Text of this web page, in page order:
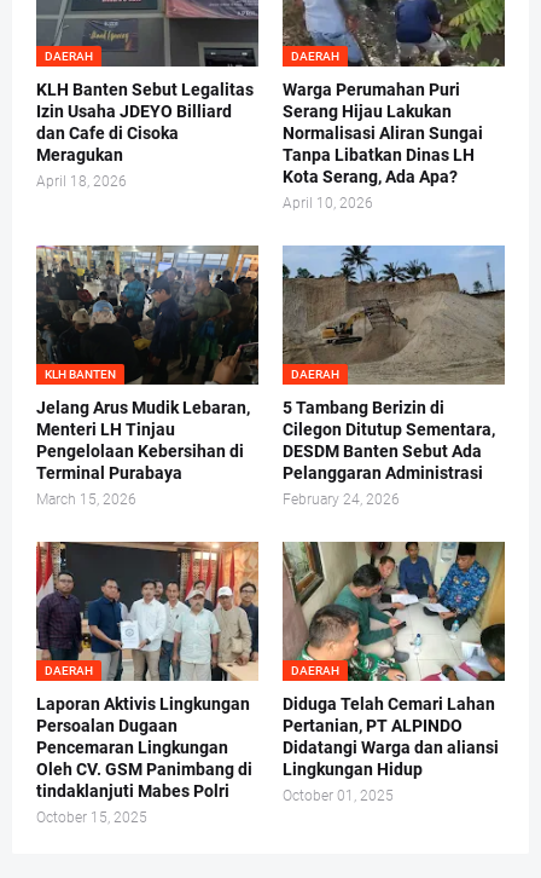
DAERAH
KLH Banten Sebut Legalitas
Izin Usaha JDEYO Billiard
dan Cafe di Cisoka
Meragukan
April 18, 2026
DAERAH
Warga Perumahan Puri
Serang Hijau Lakukan
Normalisasi Aliran Sungai
Tanpa Libatkan Dinas LH
Kota Serang, Ada Apa?
April 10, 2026
KLH BANTEN
Jelang Arus Mudik Lebaran,
Menteri LH Tinjau
Pengelolaan Kebersihan di
Terminal Purabaya
March 15, 2026
DAERAH
5 Tambang Berizin di
Cilegon Ditutup Sementara,
DESDM Banten Sebut Ada
Pelanggaran Administrasi
February 24, 2026
DAERAH
Laporan Aktivis Lingkungan
Persoalan Dugaan
Pencemaran Lingkungan
Oleh CV. GSM Panimbang di
tindaklanjuti Mabes Polri
October 15, 2025
DAERAH
Diduga Telah Cemari Lahan
Pertanian, PT ALPINDO
Didatangi Warga dan aliansi
Lingkungan Hidup
October 01, 2025